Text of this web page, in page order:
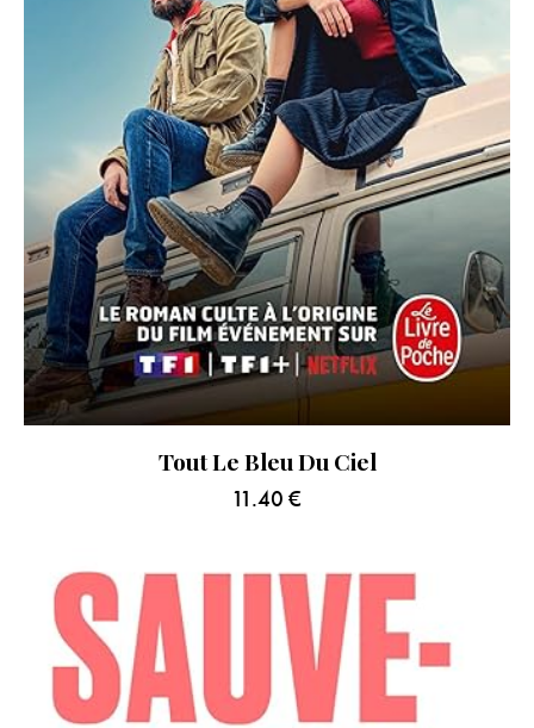
Tout Le Bleu Du Ciel
11.40 €